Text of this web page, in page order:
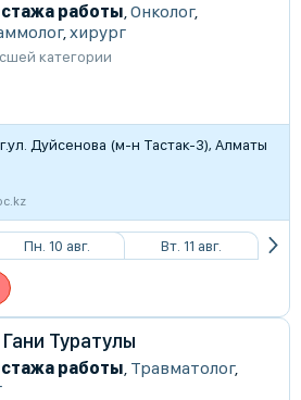
стажа работы,Онколог,
,хирург
категории
Дуйсенова (м-н Тастак-3), Алматы
Пн. 10 авг. Вт. 11 авг.
Туратулы
стажа работы Травматолог,